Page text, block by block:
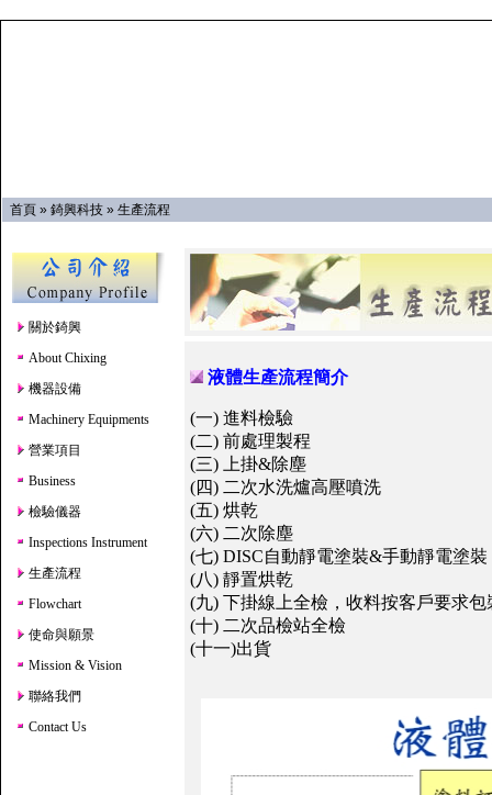
首頁 » 錡興科技 » 生產流程
關於錡興
About Chixing
機器設備
Machinery Equipments
營業項目
Business
檢驗儀器
Inspections Instrument
生產流程
Flowchart
使命與願景
Mission & Vision
聯絡我們
Contact Us
液體生產流程簡介
(一) 進料檢驗
(二) 前處理製程
(三) 上掛&除塵
(四) 二次水洗爐高壓噴洗
(五) 烘乾
(六) 二次除塵
(七) DISC自動靜電塗裝&手動靜電塗裝
(八) 靜置烘乾
(九) 下掛線上全檢，收料按客戶要求包
(十) 二次品檢站全檢
(十一)出貨